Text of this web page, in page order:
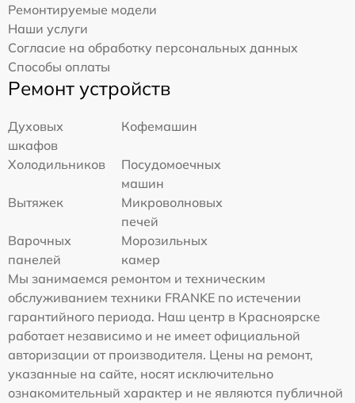
Ремонтируемые модели
Наши услуги
Согласие на обработку персональных данных
Способы оплаты
Ремонт устройств
Духовых
шкафов
Кофемашин
Холодильников
Посудомоечных
машин
Вытяжек
Микроволновых
печей
Варочных
панелей
Морозильных
камер
Мы занимаемся ремонтом и техническим
обслуживанием техники FRANKE по истечении
гарантийного периода. Наш центр в Красноярске
работает независимо и не имеет официальной
авторизации от производителя. Цены на ремонт,
указанные на сайте, носят исключительно
ознакомительный характер и не являются публичной